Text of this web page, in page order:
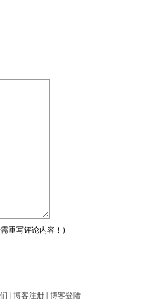
重写评论内容！)
| 博客注册 | 博客登陆